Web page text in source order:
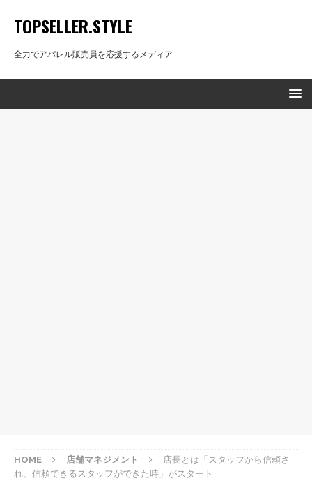
TOPSELLER.STYLE
全力でアパレル販売員を応援するメディア
HOME 店舗マネジメント
店長とは「スタッフから信頼さ
れ、信頼できるスタッフができた時」がスタート